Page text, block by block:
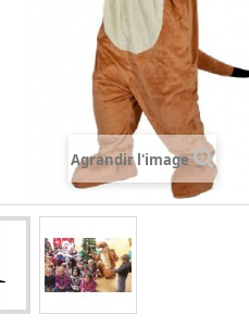
Agrandir l'image